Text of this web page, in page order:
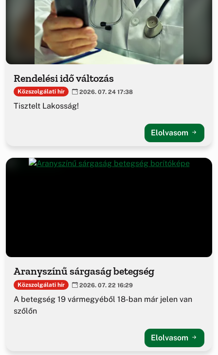
Rendelési idő változás
Közszolgálati hír 2026. 07. 24 17:38
Tisztelt Lakosság!
Elolvasom
Aranyszínű sárgaság betegség
Közszolgálati hír 2026. 07. 22 16:29
A betegség 19 vármegyéből 18-ban már jelen van
szőlőn
Elolvasom